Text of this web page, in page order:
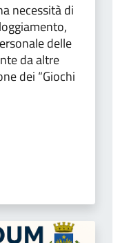
necessità di
delle
da altre
dei “Giochi